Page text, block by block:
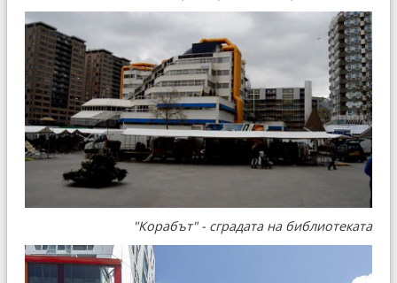
"Корабът" - сградата на библиотеката